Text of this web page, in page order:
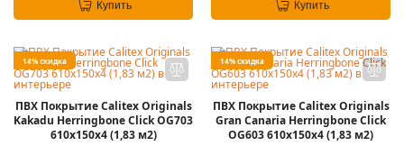
Купить Купить
14% скидка
ПВХ Покрытие Calitex Originals
Kakadu Herringbone Click OG703
610x150x4 (1,83 м2)
14% скидка
ПВХ Покрытие Calitex Originals
Gran Canaria Herringbone Click
OG603 610x150x4 (1,83 м2)